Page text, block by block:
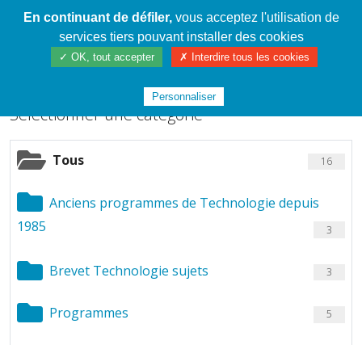
Cahier de textes patrickRICHARD
Chargement de fichiers
Sélectionner une catégorie
Tous 16
Anciens programmes de Technologie depuis
1985
3
Brevet Technologie sujets 3
Programmes 5
En continuant de défiler,vous acceptez l'utilisation de
services tiers pouvant installer des cookies
✓ OK, tout accepter ✗ Interdire tous les cookies
Personnaliser